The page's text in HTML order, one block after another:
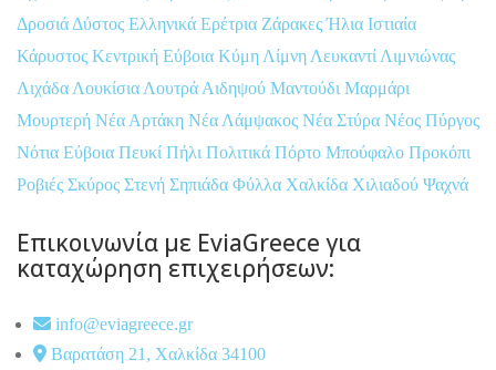
Δροσιά Δύστος Ελληνικά Ερέτρια ΖάρακεςΉλια Ιστιαία
Κάρυστος Κεντρική Εύβοια Κύμη Λίμνη Λευκαντί Λιμνιώνας
Λιχάδα Λουκίσια Λουτρά Αιδηψού Μαντούδι Μαρμάρι
Μουρτερή Νέα Αρτάκη Νέα Λάμψακος Νέα Στύρα Νέος Πύργος
Νότια Εύβοια Πευκί Πήλι Πολιτικά Πόρτο Μπούφαλο Προκόπι
Ροβιές Σκύρος Στενή Σηπιάδα Φύλλα Χαλκίδα Χιλιαδού Ψαχνά
Επικοινωνία με EviaGreece για
καταχώρηση επιχειρήσεων:
info@eviagreece.gr
Βαρατάση 21, Χαλκίδα 34100